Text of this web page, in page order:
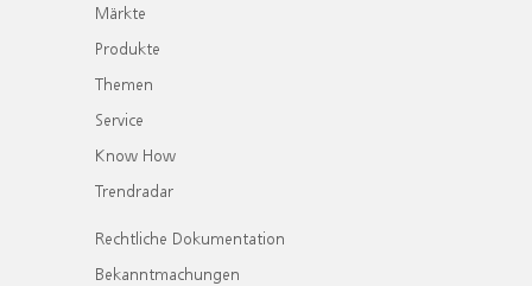
Märkte
Produkte
Themen
Service
Know How
Trendradar
Rechtliche Dokumentation
Bekanntmachungen